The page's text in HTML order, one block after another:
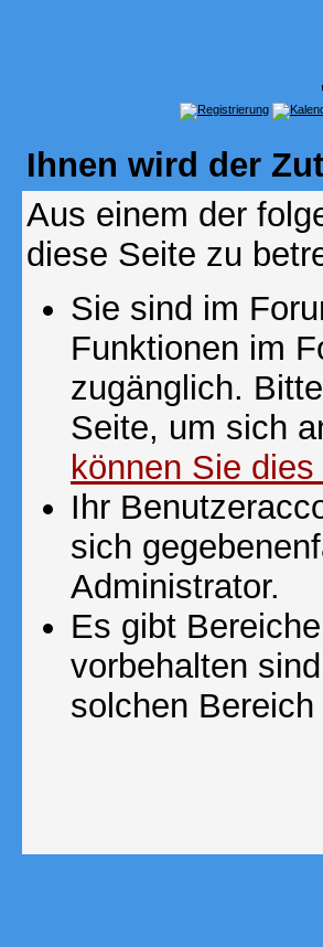
Ihnen wird der
Aus einem der
diese Seite zu
Sie sind im
Funktionen im
zugänglich.
Seite, um sich
können Sie
Ihr
sich
Administrator.
Es gibt
vorbehalten
solchen